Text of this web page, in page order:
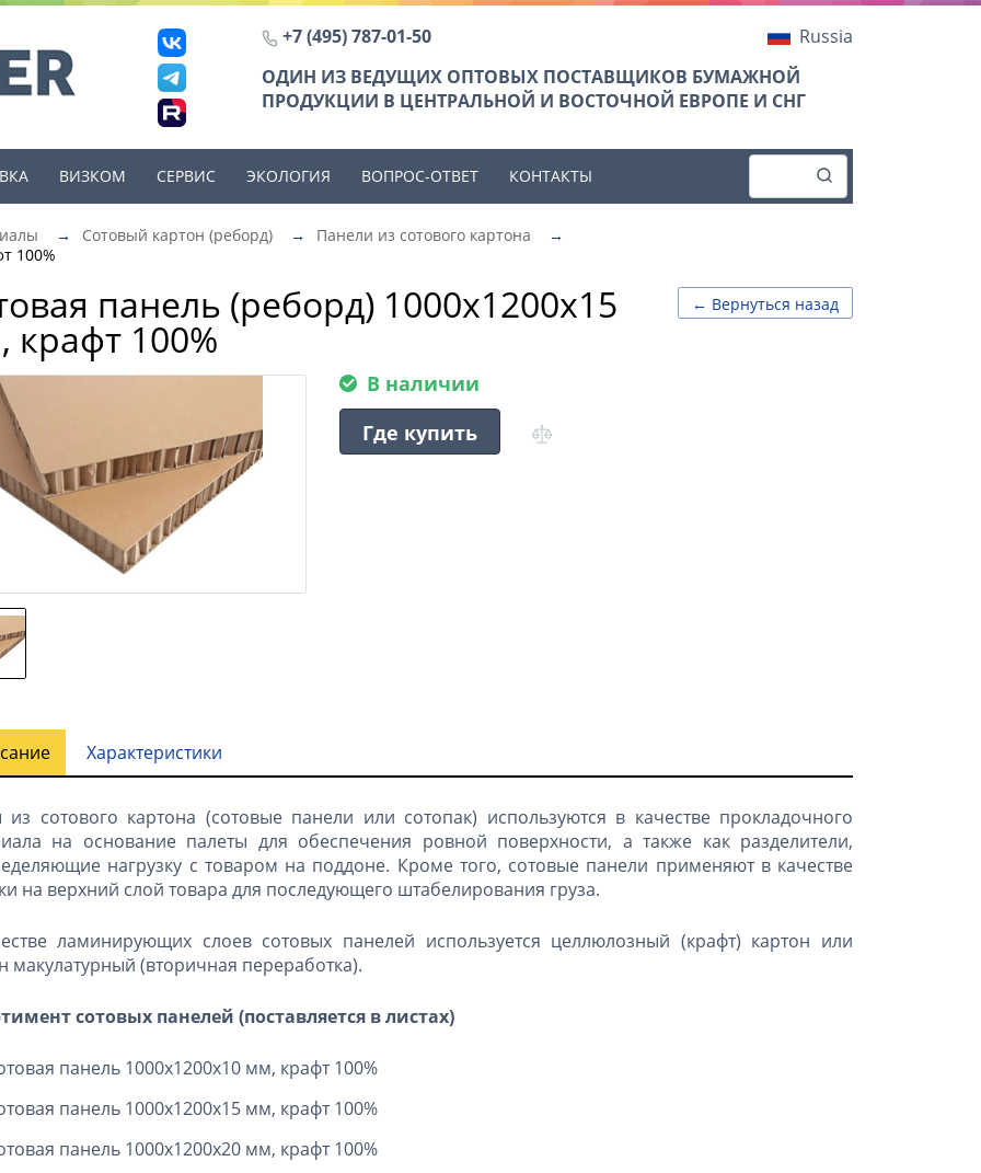
+7 (495) 787-01-50
Russia
ОДИН ИЗ ВЕДУЩИХ ОПТОВЫХ ПОСТАВЩИКОВ БУМАЖНОЙ
ПРОДУКЦИИ В ЦЕНТРАЛЬНОЙ И ВОСТОЧНОЙ ЕВРОПЕ И СНГ
ВИЗКОМ СЕРВИС ЭКОЛОГИЯ ВОПРОС-ОТВЕТ КОНТАКТЫ
→ Сотовый картон (реборд) → Панели из сотового картона
→
100%
← Вернуться назад
панель (реборд) 1000х1200х15
крафт 100%
В наличии
Где купить
Характеристики
из сотового картона (сотовые панели или сотопак) используются в качестве прокладочного
на основание палеты для обеспечения ровной поверхности, а также как разделители,
нагрузку с товаром на поддоне. Кроме того, сотовые панели применяют в качестве
на верхний слой товара для последующего штабелирования груза.
ламинирующих слоев сотовых панелей используется целлюлозный (крафт) картон или
макулатурный (вторичная переработка).
сотовых панелей (поставляется в листах)
панель 1000х1200х10 мм, крафт 100%
панель 1000х1200х15 мм, крафт 100%
панель 1000х1200х20 мм, крафт 100%